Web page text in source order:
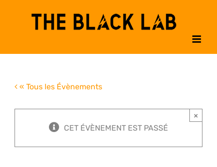
« Tous les Évènements
CET ÉVÈNEMENT EST PASSÉ
×